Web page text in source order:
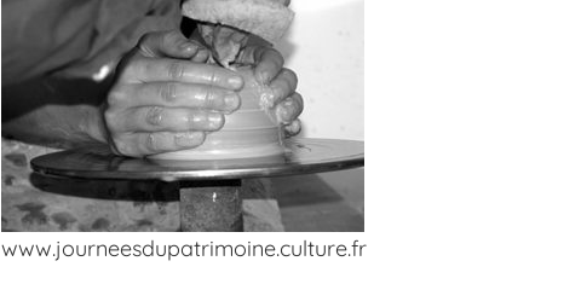
www.journeesdupatrimoine.culture.fr